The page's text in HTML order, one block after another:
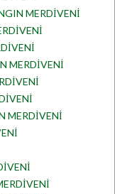
MERDİVENİ
MERDİVENİ
MERDİVENİ